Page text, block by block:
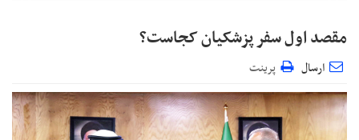
مقصد اول سفر پزشکیان کجاست؟
ارسال پرینت